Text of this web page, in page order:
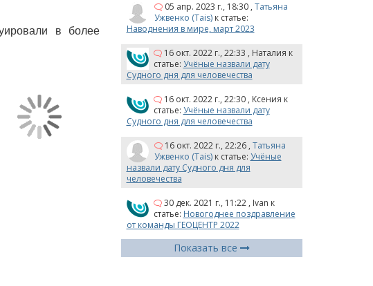
в более
05 апр. 2023 г., 18:30 , Татьяна
Ужвенко (Tais) к статье:
Наводнения в мире, март 2023
16 окт. 2022 г., 22:33 , Наталия к
статье: Учёные назвали дату
Судного дня для человечества
16 окт. 2022 г., 22:30 , Ксения к
статье: Учёные назвали дату
Судного дня для человечества
16 окт. 2022 г., 22:26 , Татьяна
Ужвенко (Tais) к статье: Учёные
назвали дату Судного дня для
человечества
30 дек. 2021 г., 11:22 , Ivan к
статье: Новогоднее поздравление
от команды ГЕОЦЕНТР 2022
Показать все